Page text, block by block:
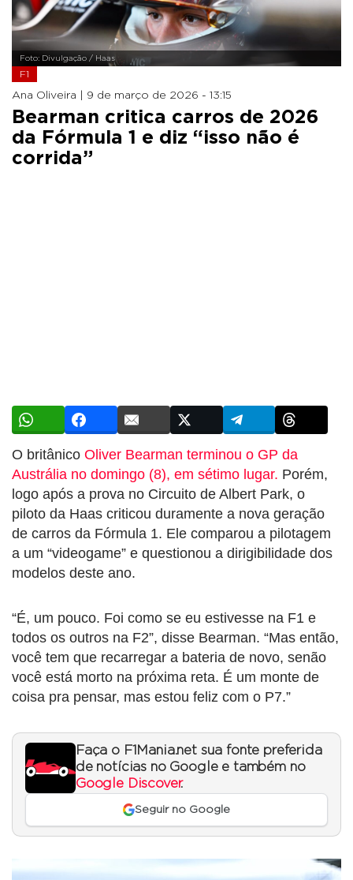
Foto: Divulgação / Haas
F1
Ana Oliveira | 9 de março de 2026 - 13:15
Bearman critica carros de 2026
da Fórmula 1 e diz “isso não é
corrida”
O britânico Oliver Bearman terminou o GP da
Austrália no domingo (8), em sétimo lugar. Porém,
logo após a prova no Circuito de Albert Park, o
piloto da Haas criticou duramente a nova geração
de carros da Fórmula 1. Ele comparou a pilotagem
a um “videogame” e questionou a dirigibilidade dos
modelos deste ano.
“É, um pouco. Foi como se eu estivesse na F1 e
todos os outros na F2”, disse Bearman. “Mas então,
você tem que recarregar a bateria de novo, senão
você está morto na próxima reta. É um monte de
coisa pra pensar, mas estou feliz com o P7.”
Faça o F1Mania.net sua fonte preferida
de notícias no Google e também no
Google Discover.
Seguir no Google